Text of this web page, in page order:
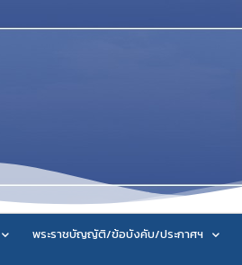
พระราชบัญญัติ/ข้อบังคับ/ประกาศฯ